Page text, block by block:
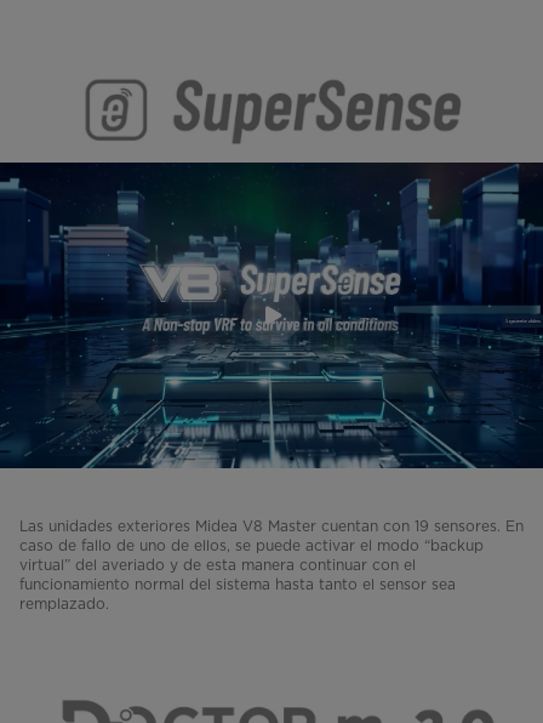
Las unidades exteriores Midea V8 Master cuentan con 19 sensores. En
caso de fallo de uno de ellos, se puede activar el modo “backup
virtual” del averiado y de esta manera continuar con el
funcionamiento normal del sistema hasta tanto el sensor sea
remplazado.